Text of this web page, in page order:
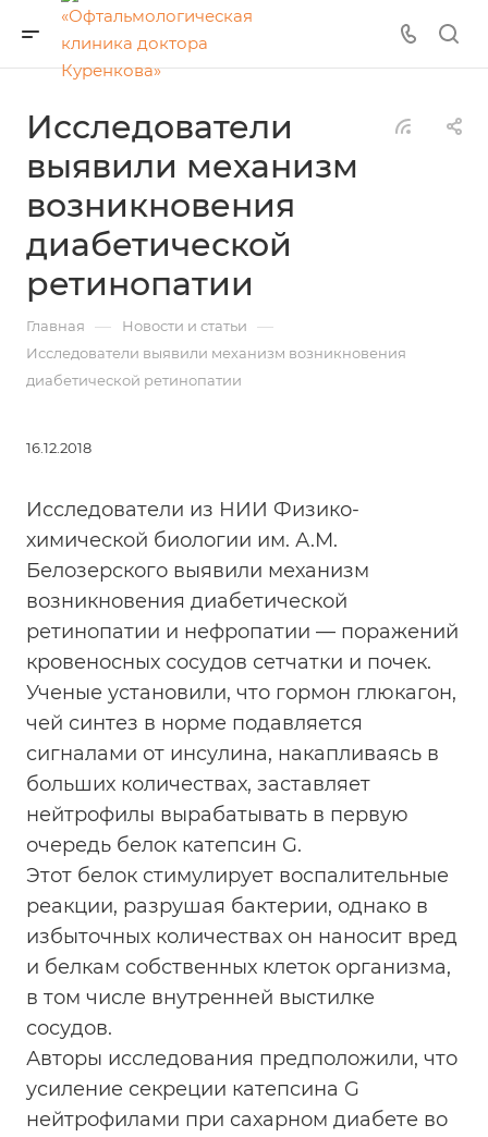
Исследователи
выявили механизм
возникновения
диабетической
ретинопатии
Главная — Новости и статьи —
Исследователи выявили механизм возникновения
диабетической ретинопатии
16.12.2018
Исследователи из НИИ Физико-
химической биологии им. А.М.
Белозерского выявили механизм
возникновения диабетической
ретинопатии и нефропатии — поражений
кровеносных сосудов сетчатки и почек.
Ученые установили, что гормон глюкагон,
чей синтез в норме подавляется
сигналами от инсулина, накапливаясь в
больших количествах, заставляет
нейтрофилы вырабатывать в первую
очередь белок катепсин G.
Этот белок стимулирует воспалительные
реакции, разрушая бактерии, однако в
избыточных количествах он наносит вред
и белкам собственных клеток организма,
в том числе внутренней выстилке
сосудов.
Авторы исследования предположили, что
усиление секреции катепсина G
нейтрофилами при сахарном диабете во